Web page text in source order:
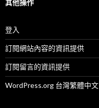
其他操作
登入
訂閱網站內容的資訊提供
訂閱留言的資訊提供
WordPress.org 台灣繁體中文